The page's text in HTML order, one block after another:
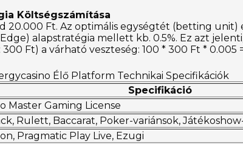
Költségszámítása
20.000 Ft. Az optimális egységtét (betting unit)
alapstratégia mellett kb. 0.5%. Ez azt
Ft) a várható veszteség: 100 * 300 Ft *
Élő Platform Technikai Specifikációk
Specifikáció
Master Gaming License
Rulett, Baccarat, Poker-variánsok,
Pragmatic Play Live, Ezugi